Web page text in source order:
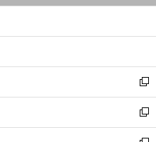
ン
ウ
開
く
新
し
い
ウ
新
し